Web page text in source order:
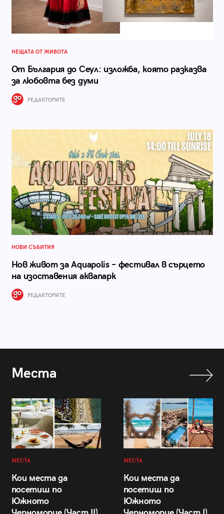
НЕЩАТА ОТ ЖИВОТА
От България до Сеул: изложба, която разказва
за любовта без думи
РЕДАКТОРИТЕ
НОВИ СЪБИТИЯ
Нов живот за Aquapolis – фестивал в сърцето
на изоставения аквапарк
РЕДАКТОРИТЕ
Места
МЕСТА
Кои места да
посетиш по
Южното
МЕСТА
Кои места да
посетиш по
Южното